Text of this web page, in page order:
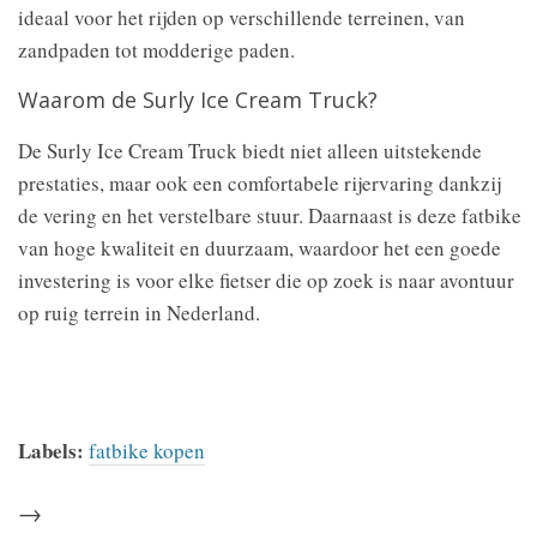
ideaal voor het rijden op verschillende terreinen, van
zandpaden tot modderige paden.
Waarom de Surly Ice Cream Truck?
De Surly Ice Cream Truck biedt niet alleen uitstekende
prestaties, maar ook een comfortabele rijervaring dankzij
de vering en het verstelbare stuur. Daarnaast is deze fatbike
van hoge kwaliteit en duurzaam, waardoor het een goede
investering is voor elke fietser die op zoek is naar avontuur
op ruig terrein in Nederland.
Labels: fatbike kopen
→